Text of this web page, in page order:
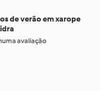
de verão em xarope
avaliação